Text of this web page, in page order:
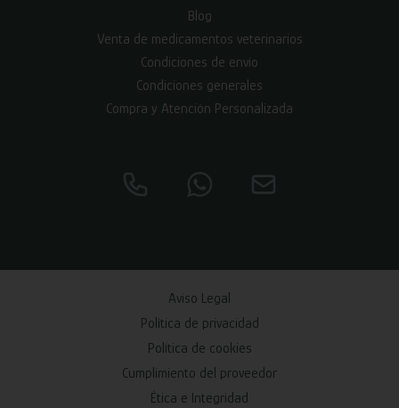
Blog
Venta de medicamentos veterinarios
Condiciones de envío
Condiciones generales
Compra y Atención Personalizada
Aviso Legal
Política de privacidad
Política de cookies
Cumplimiento del proveedor
Ética e Integridad